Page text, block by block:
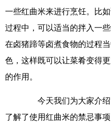
一些红曲米来进行烹饪。比
过程中，可以适当的拌入一
在卤猪蹄等卤煮食物的过程
色，这样既可以让菜肴变得
的作用。
今天我们为大家介绍
了解了使用红曲米的禁忌事